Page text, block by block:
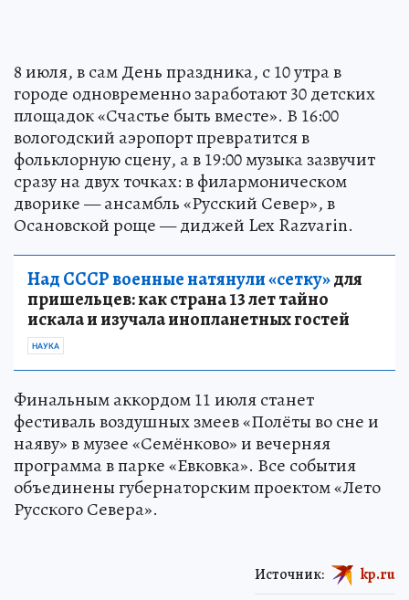
8 июля, в сам День праздника, с 10 утра в
городе одновременно заработают 30 детских
площадок «Счастье быть вместе». В 16:00
вологодский аэропорт превратится в
фольклорную сцену, а в 19:00 музыка зазвучит
сразу на двух точках: в филармоническом
дворике — ансамбль «Русский Север», в
Осановской роще — диджей Lex Razvarin.
Над СССР военные натянули «сетку»для
пришельцев: как страна 13 лет тайно
искала и изучала инопланетных гостей
НАУКА
Финальным аккордом 11 июля станет
фестиваль воздушных змеев «Полёты во сне и
наяву» в музее «Семёнково» и вечерняя
программа в парке «Евковка». Все события
объединены губернаторским проектом «Лето
Русского Севера».
Источник: kp.ru